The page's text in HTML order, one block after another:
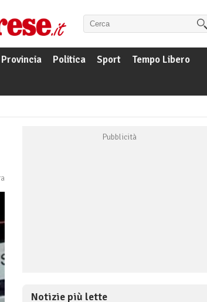
Provincia Politica Sport
Tempo Libero
Notizie più lette